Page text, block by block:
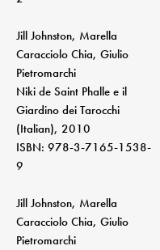
Jill Johnston, Marella
Caracciolo Chia, Giulio
Pietromarchi
Niki de Saint Phalle e il
Giardino dei Tarocchi
(Italian), 2010
ISBN: 978-3-7165-1538-
9
Jill Johnston, Marella
Caracciolo Chia, Giulio
Pietromarchi